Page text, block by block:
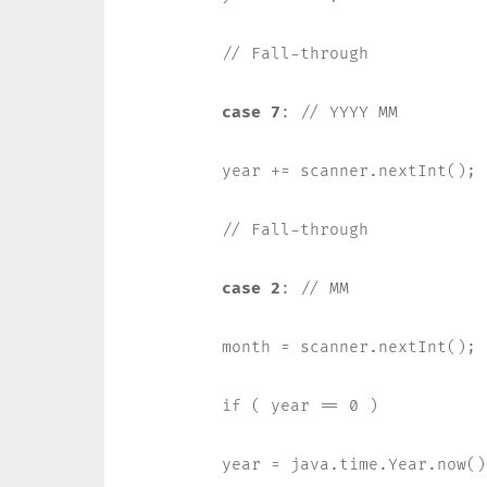
// Fall-through
case 7 : // YYYY MM
year += scanner.nextInt();
// Fall-through
case 2 : // MM
month = scanner.nextInt();
if ( year == 0 )
year =